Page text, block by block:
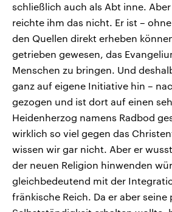
schließlich auch als Abt inne.
reichte ihm das nicht. Er ist –
den Quellen direkt erheben
getrieben gewesen, das
Menschen zu bringen. Und
ganz auf eigene Initiative hin –
gezogen und ist dort auf einen
Heidenherzog namens Radbod
wirklich so viel gegen das
wissen wir gar nicht. Aber er
der neuen Religion hinwenden
gleichbedeutend mit der
fränkische Reich. Da er aber seine